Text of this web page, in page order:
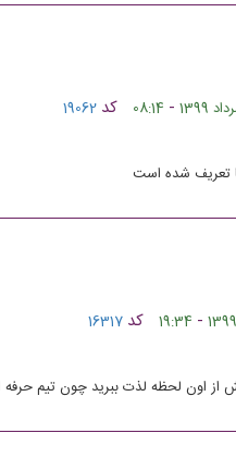
-
08:14 کد 19062
تعریف شده است
-
19:34 کد 16317
از اون لحظه لذت ببرید چون تیم حرفه